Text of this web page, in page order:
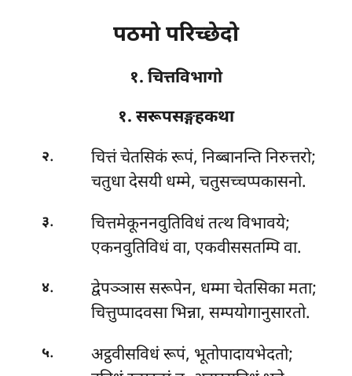
पठमो परिच्छेदो
१. चित्तविभागो
१. सरूपसङ्गहकथा
२. चित्तंचेतसिकं रूपं, निब्बानन्ति निरुत्तरो;
चतुधा देसयी धम्मे, चतुसच्चप्पकासनो.
३.
चित्तमेकूननवुतिविधं तत्थ विभावये;
एकनवुतिविधं वा, एकवीससतम्पि वा.
४.
द्वेपञ्ञास सरूपेन, धम्मा चेतसिका मता;
चित्तुप्पादवसा भिन्ना, सम्पयोगानुसारतो.
५.
अट्ठवीसविधं रूपं, भूतोपादायभेदतो;